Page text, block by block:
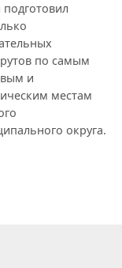
подготовил
по самым
и
местам
округа.